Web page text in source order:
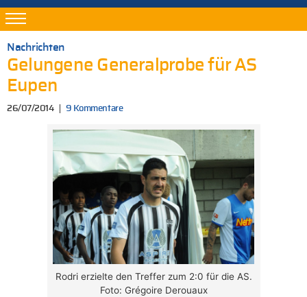
Nachrichten
Gelungene Generalprobe für AS
Eupen
26/07/2014 9 Kommentare
Rodri erzielte den Treffer zum 2:0 für die AS.
Foto: Grégoire Derouaux